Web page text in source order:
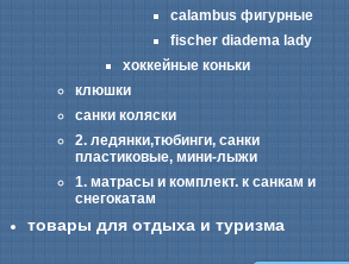
calambus фигурные
fischer diadema lady
хоккейные коньки
клюшки
санки коляски
2. ледянки,тюбинги, санки
пластиковые, мини-лыжи
1. матрасы и комплект. к санкам и
снегокатам
товары для отдыха и туризма